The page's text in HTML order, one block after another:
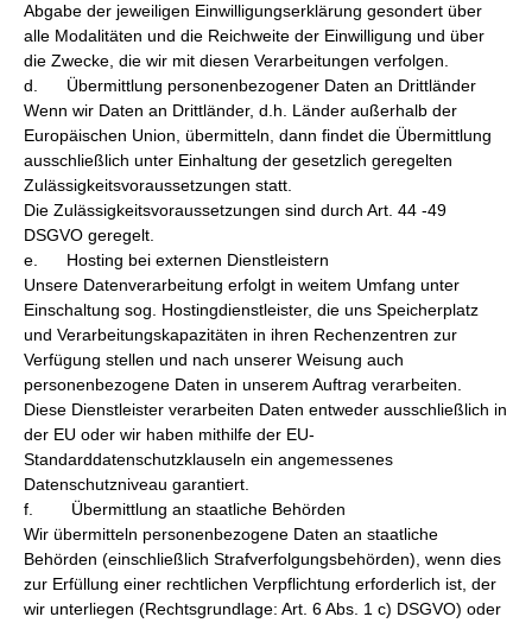
Abgabe der jeweiligen Einwilligungserklärung gesondert über
alle Modalitäten und die Reichweite der Einwilligung und über
die Zwecke, die wir mit diesen Verarbeitungen verfolgen.
d. Übermittlung personenbezogener Daten an Drittländer
Wenn wir Daten an Drittländer, d.h. Länder außerhalb der
Europäischen Union, übermitteln, dann findet die Übermittlung
ausschließlich unter Einhaltung der gesetzlich geregelten
Zulässigkeitsvoraussetzungen statt.
Die Zulässigkeitsvoraussetzungen sind durch Art. 44 -49
DSGVO geregelt.
e. Hosting bei externen Dienstleistern
Unsere Datenverarbeitung erfolgt in weitem Umfang unter
Einschaltung sog. Hostingdienstleister, die uns Speicherplatz
und Verarbeitungskapazitäten in ihren Rechenzentren zur
Verfügung stellen und nach unserer Weisung auch
personenbezogene Daten in unserem Auftrag verarbeiten.
Diese Dienstleister verarbeiten Daten entweder ausschließlich in
der EU oder wir haben mithilfe der EU-
Standarddatenschutzklauseln ein angemessenes
Datenschutzniveau garantiert.
f. Übermittlung an staatliche Behörden
Wir übermitteln personenbezogene Daten an staatliche
Behörden (einschließlich Strafverfolgungsbehörden), wenn dies
zur Erfüllung einer rechtlichen Verpflichtung erforderlich ist, der
wir unterliegen (Rechtsgrundlage: Art. 6 Abs. 1 c) DSGVO) oder